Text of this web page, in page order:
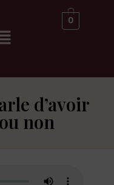
0
d’avoir
non